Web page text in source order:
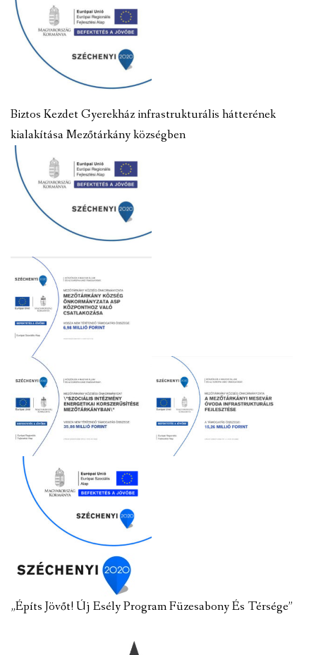
Biztos Kezdet Gyerekház infrastrukturális hátterének
kialakítása Mezőtárkány községben
„Építs Jövőt! Új Esély Program Füzesabony És Térsége”